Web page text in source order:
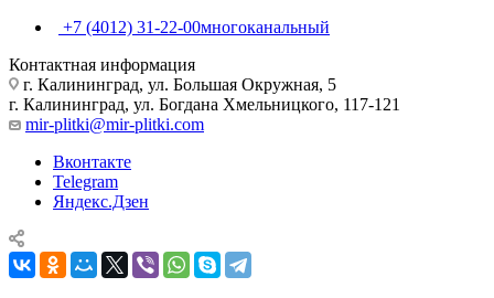
+7 (4012) 31-22-00многоканальный
Контактная информация
г. Калининград, ул. Большая Окружная, 5
г. Калининград, ул. Богдана Хмельницкого, 117-121
mir-plitki@mir-plitki.com
Вконтакте
Telegram
Яндекс.Дзен